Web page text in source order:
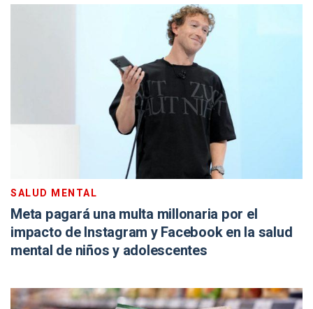
SALUD MENTAL
Meta pagará una multa millonaria por el
impacto de Instagram y Facebook en la salud
mental de niños y adolescentes